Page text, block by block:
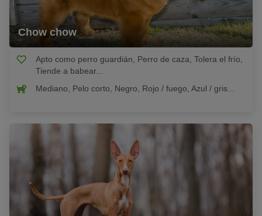
Chow chow
Apto como perro guardián, Perro de caza, Tolera el frío,
Tiende a babear...
Mediano, Pelo corto, Negro, Rojo / fuego, Azul / gris...